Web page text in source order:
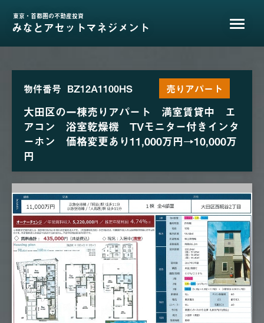
東京・首都圏の不動産投資
みなとアセットマネジメント
物件番号 BZ12A1100HS 売りアパート
大田区の一棟売りアパート 満室賃貸中 エ
アコン 浴室乾燥機 TVモニター付きインタ
ーホン 価格変更あり11,000万円→10,000万
円